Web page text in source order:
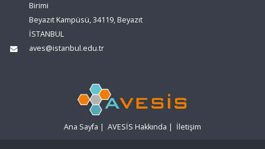
Birimi
Beyazıt Kampüsü, 34119, Beyazıt
İSTANBUL
aves@istanbul.edu.tr
Ana Sayfa | AVESİS Hakkında | İletişim